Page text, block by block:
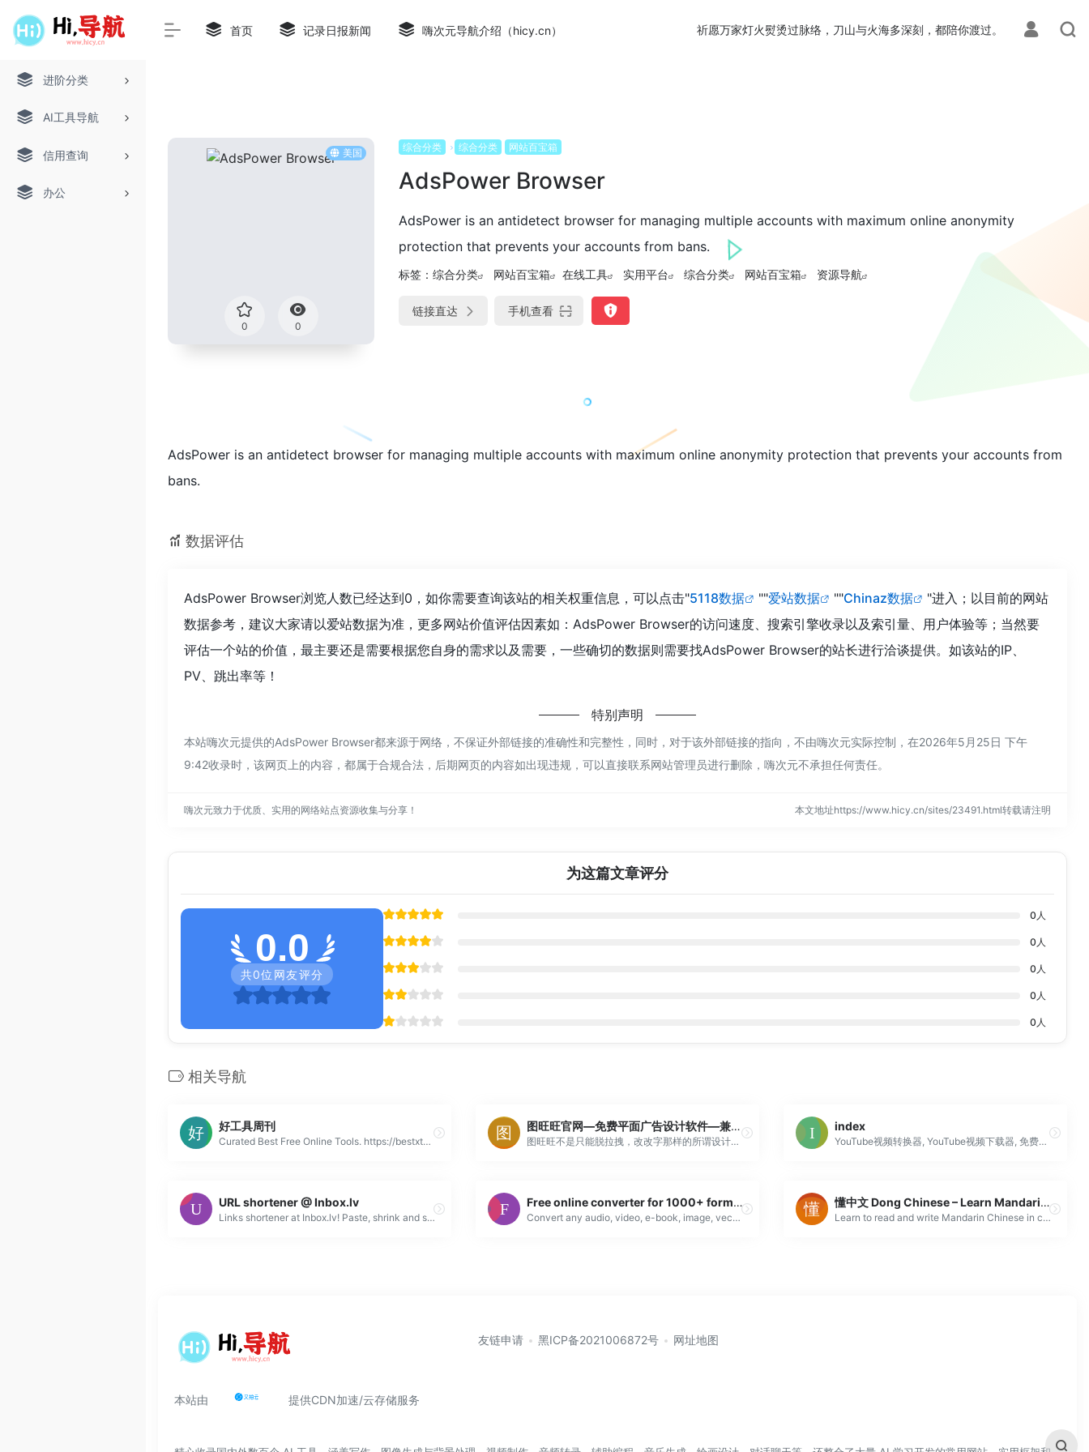
进阶分类
AI工具导航
信用查询
办公
首页 记录日报新闻 嗨次元导航介绍（hicy.cn） 祈愿万家灯火熨烫过脉络，刀山与火海多深刻，都陪你渡过。
美国
0 0
综合分类 综合分类 网站百宝箱
AdsPower Browser
AdsPower is an antidetect browser for managing multiple accounts with maximum online anonymity
protection that prevents your accounts from bans.
标签： 综合分类 网站百宝箱 在线工具 实用平台 综合分类 网站百宝箱 资源导航
链接直达 手机查看
AdsPower is an antidetect browser for managing multiple accounts with maximum online anonymity protection that prevents your accounts from
bans.
数据评估
AdsPower Browser浏览人数已经达到0，如你需要查询该站的相关权重信息，可以点击"5118数据 ""爱站数据 ""Chinaz数据
"进入；以目前的网站
数据参考，建议大家请以爱站数据为准，更多网站价值评估因素如：AdsPower Browser的访问速度、搜索引擎收录以及索引量、用户体验等；当然要
评估一个站的价值，最主要还是需要根据您自身的需求以及需要，一些确切的数据则需要找AdsPower Browser的站长进行洽谈提供。如该站的IP、
PV、跳出率等！
特别声明
本站嗨次元提供的AdsPower Browser都来源于网络，不保证外部链接的准确性和完整性，同时，对于该外部链接的指向，不由嗨次元实际控制，在2026年5月25日 下午
9:42收录时，该网页上的内容，都属于合规合法，后期网页的内容如出现违规，可以直接联系网站管理员进行删除，嗨次元不承担任何责任。
嗨次元致力于优质、实用的网络站点资源收集与分享！ 本文地址https://www.hicy.cn/sites/23491.html转载请注明
为这篇文章评分
0.0
共0位网友评分
0 人
0 人
0 人
0 人
0 人
相关导航
好工具周刊
Curated Best Free Online Tools. https://bestxtools.github.io/ https://bestxtools.vercel.app/ https://besttools.vercel.app/
图旺旺官网—免费平面广告设计软件—兼视频制作|淘宝图片批量处理|gif图片制作_图旺旺在线制图软件www.tuwangwang.com
图旺旺不是只能脱拉拽，改改字那样的所谓设计软件，网站不是很好看，但软件绝对好用，作图、视频、动画统统搞定，1分钟完成一个专业级淘宝、海报、画册等作品，还能图片批量处理、GIF图片制作。
index
YouTube视频转换器, YouTube视频下载器, 免费在线YouTube下载︰ 下载 Youtube、 Facebook、 Vimeo、 优酷、 雅虎和其他许多 ！
URL shortener @ Inbox.lv
Links shortener at Inbox.lv! Paste, shrink and share you URLs in Internet.
Free online converter for 1000+ formats – Converter365.com
Convert any audio, video, e-book, image, vector, spreadsheet, document, presentation, or any other file to different formats online and completely fre...
懂中文 Dong Chinese – Learn Mandarin Chinese
Learn to read and write Mandarin Chinese in context through real example sentences, images, songs, and videos.
本站由 提供CDN加速/云存储服务
友链申请 黑ICP备2021006872号 网址地图